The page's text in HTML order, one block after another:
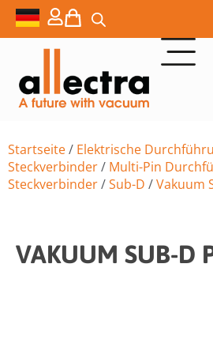
Startseite/ Elektrische
Steckverbinder/ Multi-Pin
Steckverbinder/Sub-D /Vakuum
VAKUUM SUB-D